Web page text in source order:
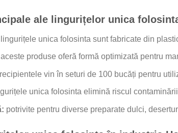
ale lingurițelor unica
lingurițele unica folosinta sunt fabricate din
aceste produse oferă formă optimizată pentru
recipientele vin în seturi de 100 bucăți pentru
unica folosinta elimină riscul
potrivite pentru diverse preparate dulci,